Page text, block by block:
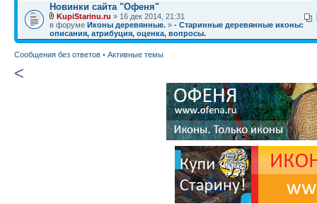
Новинки сайта "Офеня"
KupiStarinu.ru » 16 дек 2014, 21:31
в форуме Иконы деревянные. » - Старинные деревянные иконы:
описания, атрибуция, оценка, вопросы.
Сообщения без ответов • Активные темы
<